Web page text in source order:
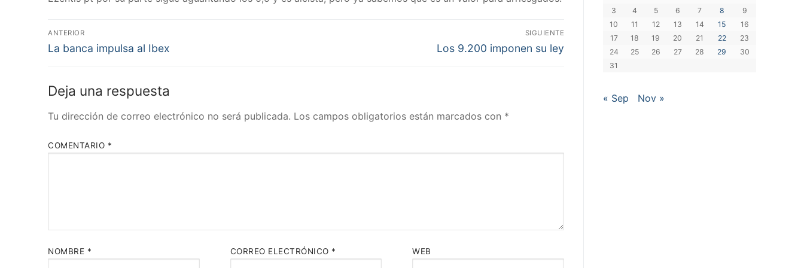
Navegación
de
ANTERIOR
Entrada
La banca impulsa al Ibex
SIGUIENTE
Entrada
Los 9.200 imponen su ley
Deja una respuesta
Tu dirección de correo electrónico no será publicada. Los campos obligatorios están marcados con *
COMENTARIO *
NOMBRE * CORREO ELECTRÓNICO * WEB
3
4 5 6 7 8
9
10
11 12 13 14 15
16
17
18 19 20 21 22
23
24
25 26 27 28 29
30
31
« Sep Nov »